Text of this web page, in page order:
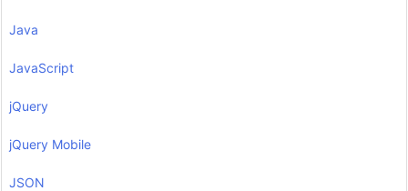
Java
JavaScript
jQuery
jQuery Mobile
JSON